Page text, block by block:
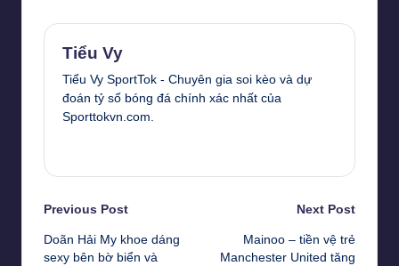
Tiểu Vy
Tiểu Vy SportTok - Chuyên gia soi kèo và dự
đoán tỷ số bóng đá chính xác nhất của
Sporttokvn.com.
Post
navigation
Previous Post
Doãn Hải My khoe dáng
sexy bên bờ biển và
Next Post
Mainoo – tiền vệ trẻ
Manchester United tăng